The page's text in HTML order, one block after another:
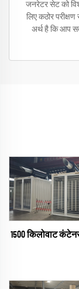
जनरेटर सेट को
लिए कठोर
अर्थ है कि आप
1500 किलोवाट